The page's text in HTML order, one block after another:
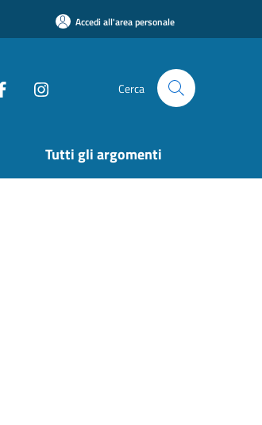
Accedi all'area personale
Cerca
Tutti gli argomenti